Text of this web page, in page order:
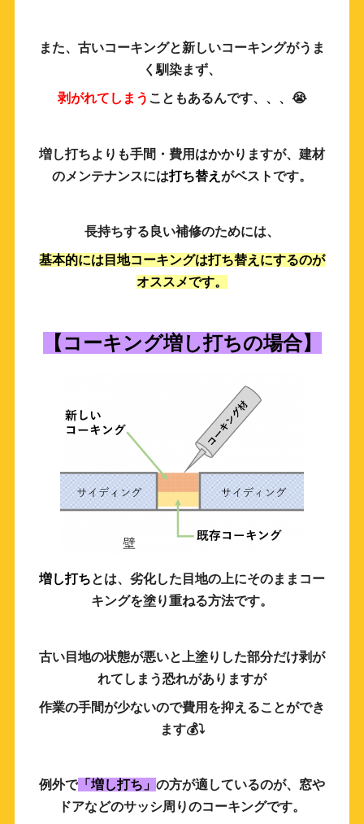
また、古いコーキングと新しいコーキングがうま
く馴染まず、
剥がれてしまう こともあるんです、、、😭
増し打ちよりも手間・費用はかかりますが、建材
のメンテナンスには打ち替え がベストです。
長持ちする良い補修のためには、
基本的には目地コーキングは打ち替えにするのが
オススメです。
【コーキング増し打ちの場合】
増し打ちとは、劣化した目地の上にそのままコー
キングを塗り重ねる方法です。
古い目地の状態が悪いと上塗りした部分だけ剥が
れてしまう恐れがありますが
作業の手間が少ないので費用を抑えることができ
ます💰⤵️
例外で 「増し打ち」 の方が適しているのが、窓や
ドアなどのサッシ周りのコーキングです。